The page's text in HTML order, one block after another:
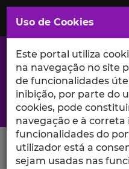
Saltar
para
Conteúdo
Principal
A excelência da
Search Button
Uso de Cookies
Este portal utiliza
na navegação no site
de funcionalidades
inibição, por parte do
cookies, pode
navegação e à
funcionalidades do
utilizador está a
sejam usadas nas